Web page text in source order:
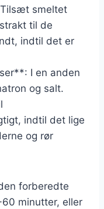
smeltet
til de
indtil det er
I en anden
og salt.
indtil det lige
og rør
forberedte
minutter, eller